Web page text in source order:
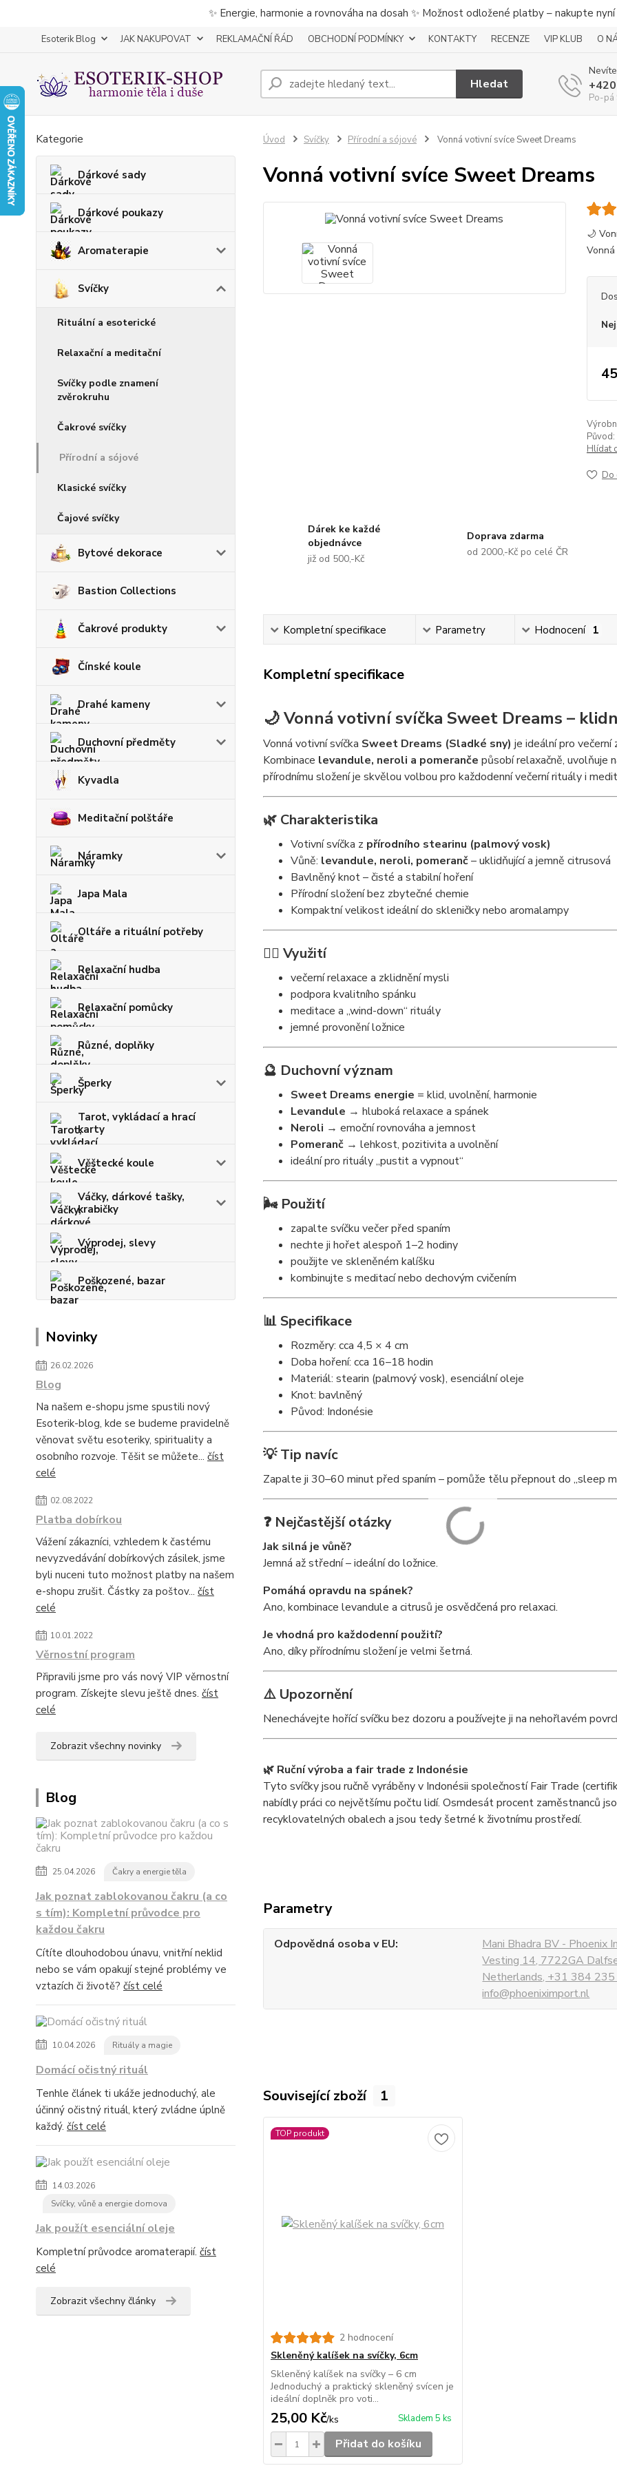
✨ Energie, harmonie a rovnováha na dosah ✨ Možnost odložené platby – nakupte
Esoterik Blog JAK NAKUPOVAT REKLAMAČNÍ ŘÁD OBCHODNÍ PODMÍNKY KONTAKTY RECENZE VIP KLUB O
Hledat
Po-pá
Kategorie
Dárkové sady
Dárkové poukazy
Aromaterapie
Svíčky
Rituální a esoterické
Relaxační a meditační
Svíčky podle znamení
zvěrokruhu
Čakrové svíčky
Přírodní a sójové
Klasické svíčky
Čajové svíčky
Bytové dekorace
Bastion Collections
Čakrové produkty
Čínské koule
Drahé kameny
Duchovní předměty
Kyvadla
Meditační polštáře
Náramky
Japa Mala
Oltáře a rituální potřeby
Relaxační hudba
Relaxační pomůcky
Různé, doplňky
Šperky
Tarot, vykládací a hrací
karty
Věštecké koule
Váčky, dárkové tašky,
krabičky
Výprodej, slevy
Poškozené, bazar
Novinky
26.02.2026
Blog
Na našem e-shopu jsme spustili nový
Esoterik-blog, kde se budeme pravidelně
věnovat světu esoteriky, spirituality a
osobního rozvoje. Těšit se můžete... číst
celé
02.08.2022
Platba dobírkou
Vážení zákazníci, vzhledem k častému
nevyzvedávání dobírkových zásilek, jsme
byli nuceni tuto možnost platby na našem
e-shopu zrušit. Částky za poštov... číst
celé
10.01.2022
Věrnostní program
Připravili jsme pro vás nový VIP věrnostní
program. Získejte slevu ještě dnes. číst
celé
Zobrazit všechny novinky
Blog
25.04.2026 Čakry a energie těla
Jak poznat zablokovanou čakru (a co
s tím): Kompletní průvodce pro
každou čakru
Cítíte dlouhodobou únavu, vnitřní neklid
nebo se vám opakují stejné problémy ve
vztazích či životě? číst celé
10.04.2026 Rituály a magie
Domácí očistný rituál
Tenhle článek ti ukáže jednoduchý, ale
účinný očistný rituál, který zvládne úplně
každý. číst celé
14.03.2026
Svíčky, vůně a energie domova
Jak použít esenciální oleje
Kompletní průvodce aromaterapií. číst
celé
Zobrazit všechny články
Úvod Svíčky Přírodní a sójové Vonná votivní svíce Sweet Dreams
Vonná votivní svíce Sweet Dreams
🌙
Původ:
Hlídat
Do
Dárek ke každé
objednávce
již od 500,-Kč
Doprava zdarma
od 2000,-Kč po celé ČR
Kompletní specifikace Parametry Hodnocení 1
Kompletní specifikace
🌙 Vonná votivní svíčka Sweet Dreams –
Vonná votivní svíčka Sweet Dreams (Sladké sny) je ideální pro
Kombinace levandule, neroli a pomeranče působí relaxačně, uvolňuje
přírodnímu složení je skvělou volbou pro každodenní večerní rituály i
🌿 Charakteristika
Votivní svíčka z přírodního stearinu (palmový vosk)
Vůně: levandule, neroli, pomeranč– uklidňující a jemně citrusová
Bavlněný knot – čisté a stabilní hoření
Přírodní složení bez zbytečné chemie
Kompaktní velikost ideální do skleničky nebo aromalampy
🧘‍♀️ Využití
večerní relaxace a zklidnění mysli
podpora kvalitního spánku
meditace a „wind-down“ rituály
jemné provonění ložnice
🔮 Duchovní význam
Sweet Dreams energie = klid, uvolnění, harmonie
Levandule → hluboká relaxace a spánek
Neroli → emoční rovnováha a jemnost
Pomeranč→ lehkost, pozitivita a uvolnění
ideální pro rituály „pustit a vypnout“
🌬️ Použití
zapalte svíčku večer před spaním
nechte ji hořet alespoň 1–2 hodiny
použijte ve skleněném kalíšku
kombinujte s meditací nebo dechovým cvičením
📊 Specifikace
Rozměry: cca 4,5 × 4 cm
Doba hoření: cca 16–18 hodin
Materiál: stearin (palmový vosk), esenciální oleje
Knot: bavlněný
Původ: Indonésie
💡 Tip navíc
Zapalte ji 30–60 minut před spaním – pomůže tělu přepnout do „sleep
❓ Nejčastější otázky
Jak silná je vůně?
Jemná až střední – ideální do ložnice.
Pomáhá opravdu na spánek?
Ano, kombinace levandule a citrusů je osvědčená pro relaxaci.
Je vhodná pro každodenní použití?
Ano, díky přírodnímu složení je velmi šetrná.
⚠️ Upozornění
Nenechávejte hořící svíčku bez dozoru a používejte ji na nehořlavém
🌿 Ruční výroba a fair trade z Indonésie
Tyto svíčky jsou ručně vyráběny v Indonésii společností Fair Trade
nabídly práci co největšímu počtu lidí. Osmdesát procent zaměstnanců
recyklovatelných obalech a jsou tedy šetrné k životnímu prostředí.
Parametry
Odpovědná osoba v EU
Mani Bhadra BV - Phoenix
Vesting 14, 7722GA
Netherlands, +31 384
info@phoeniximport.nl
Související zboží 1
TOP produkt
2 hodnocení
Skleněný kalíšek na svíčky, 6cm
Skleněný kalíšek na svíčky – 6 cm
Jednoduchý a praktický skleněný svícen je
ideální doplněk pro voti...
25,00 Kč/ks Skladem 5 ks
Přidat do košíku